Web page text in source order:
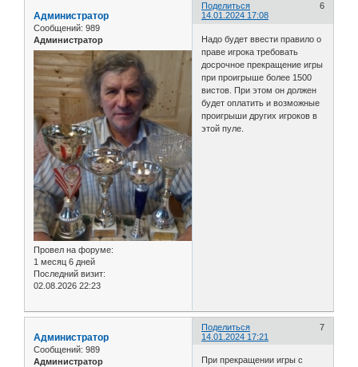
Поделиться
6
14.01.2024 17:08
Администратор
Сообщений: 989
Администратор
Провел на форуме:
1 месяц 6 дней
Последний визит:
02.08.2026 22:23
Надо будет ввести правило о
праве игрока требовать
досрочное прекращение игры
при проигрыше более 1500
вистов. При этом он должен
будет оплатить и возможные
проигрыши других игроков в
этой пуле.
Поделиться
7
14.01.2024 17:21
Администратор
Сообщений: 989
Администратор
При прекращении игры с